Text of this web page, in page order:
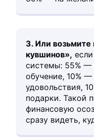
3. Или
кувшинов»,
системы: 55% —
обучение, 10%
удовольствия,
подарки. Такой
финансовую
сразу видеть,